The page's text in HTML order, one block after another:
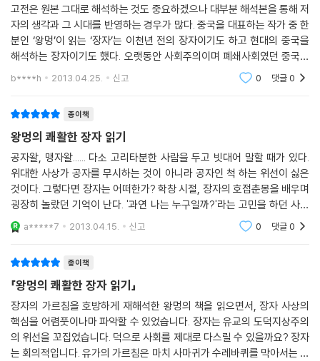
고전은 원본 그대로 해석하는 것도 중요하겠으나 대부분 해석본을 통해 저
자의 생각과 그 시대를 반영하는 경우가 많다. 중국을 대표하는 작가 중 한
분인 ‘왕멍’이 읽는 ‘장자’는 이천년 전의 장자이기도 하고 현대의 중국을
해석하는 장자이기도 했다. 오랫동안 사회주의이며 폐쇄사회였던 중국은
이제 더 이상 폐쇄사회라는 너울은 어울리지 않는다. 세계를 향해 포효하
b****h 2013.04.25. 신고 0 댓글0
종이책
왕멍의 쾌활한 장자 읽기
공자왈, 맹자왈...... 다소 고리타분한 사람을 두고 빗대어 말할 때가 있다.
위대한 사상가 공자를 무시하는 것이 아니라 공자인 척 하는 위선이 싫은
것이다. 그렇다면 장자는 어떠한가? 학창 시절, 장자의 호접춘몽을 배우며
굉장히 놀랐던 기억이 난다. '과연 나는 누구일까?'라는 고민을 하던 사춘
기 시기라서 더욱 공감했던 것 같다. 하지만 학구열로 이어지지 않은 탓에
『장자莊
a*****7 2013.04.15. 신고 0 댓글0
종이책
「왕멍의 쾌활한 장자 읽기」
장자의 가르침을 호방하게 재해석한 왕멍의 책을 읽으면서, 장자 사상의
핵심을 어렴풋이나마 파악할 수 있었습니다. 장자는 유교의 도덕지상주의
의 위선을 꼬집었습니다. 덕으로 사회를 제대로 다스릴 수 있을까요? 장자
는 회의적입니다. 유가의 가르침은 마치 사마귀가 수레바퀴를 막아서는 것